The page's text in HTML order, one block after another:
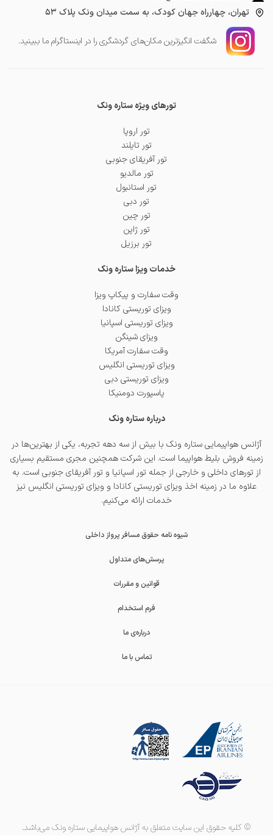
تهران، چهارراه جهان کودک، به سمت میدان ونک پلاک ۵۳
شگفت انگیز‌ترین مکان‌های گردشگری را در اینستاگرام ما ببینید.
تورهای ویژه ستاره ونک
تور اروپا
تور تایلند
تور آفریقای جنوبی
تور مالدیو
تور استانبول
تور دبی
تور چین
تور ژاپن
تور برزیل
خدمات ویزا ستاره ونک
وقت سفارت و پیکاپ ویزا
ویزای توریستی کانادا
ویزای توریستی اسپانیا
ویزای شینگن
وقت سفارت آمریکا
ویزای توریستی انگلیس
ویزای توریستی دبی
پاسپورت دومنیکا
درباره ستاره ونک
آژانس هواپیمایی ستاره ونک با بیش از سه دهه تجربه، یکی از بهترین‌ها در
زمینه فروش بلیط هواپیما است. این شرکت همچنین مجری مستقیم بسیاری
از تورهای داخلی و خارجی از جمله تور اسپانیا و تور آفریقای جنوبی است. به
علاوه ما در زمینه اخذ ویزای توریستی کانادا و ویزای توریستی انگلیس نیز
خدمات ارائه می‌کنیم.
شیوه نامه حقوق مسافر پرواز داخلی
پرسش‌های متداول
قوانین و مقررات
فرم استخدام
درباره‌ی ما
تماس با ما
© کلیه حقوق این سایت متعلق به آژانس هواپیمایی ستاره ونک می‌باشد.